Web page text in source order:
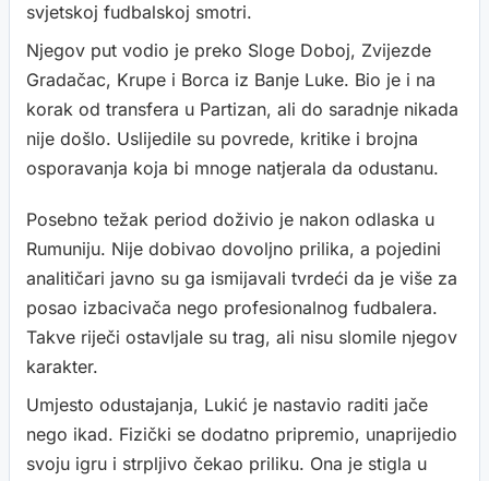
svjetskoj fudbalskoj smotri.
Njegov put vodio je preko Sloge Doboj, Zvijezde
Gradačac, Krupe i Borca iz Banje Luke. Bio je i na
korak od transfera u Partizan, ali do saradnje nikada
nije došlo. Uslijedile su povrede, kritike i brojna
osporavanja koja bi mnoge natjerala da odustanu.
Posebno težak period doživio je nakon odlaska u
Rumuniju. Nije dobivao dovoljno prilika, a pojedini
analitičari javno su ga ismijavali tvrdeći da je više za
posao izbacivača nego profesionalnog fudbalera.
Takve riječi ostavljale su trag, ali nisu slomile njegov
karakter.
Umjesto odustajanja, Lukić je nastavio raditi jače
nego ikad. Fizički se dodatno pripremio, unaprijedio
svoju igru i strpljivo čekao priliku. Ona je stigla u